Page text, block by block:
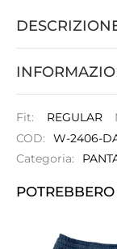
Fit: REGULAR
COD:
W-2406-
Categoria: